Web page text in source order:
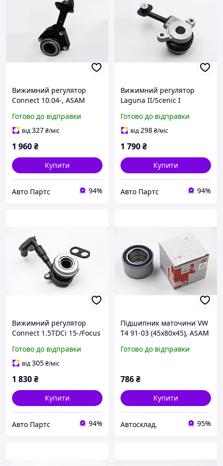
Вижимний регулятор
Connect 10.04-, ASAM
Готово до відправки
від327₴/міс
1 960₴
Купити
Авто Партс 94%
Вижимний регулятор
Laguna II/Scenic I
(75751)
Готово до відправки
від298₴/міс
1 790₴
Купити
Авто Партс 94%
Вижимний регулятор
Connect 1.5TDCi 15-/Focus
(75831)
Готово до відправки
від305₴/міс
1 830₴
Купити
Авто Партс 94%
Підшипник маточини VW
T4 91-03 (45x80x45), ASAM
Готово до відправки
786₴
Купити
Автосклад. 95%